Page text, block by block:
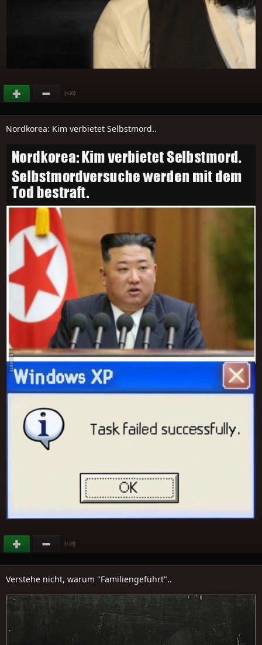
(+20)
Nordkorea: Kim verbietet Selbstmord..
(+28)
Verstehe nicht, warum "Familiengeführt"..